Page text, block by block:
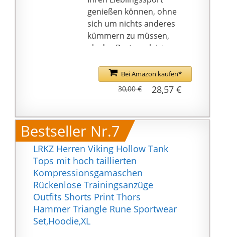
genießen können, ohne
sich um nichts anderes
kümmern zu müssen,
als das Beste zu leisten
hochwertigen
Materialien für jede
sportliche Aktivität
Bei Amazon kaufen*
28,57 €
30,00 €
Bestseller Nr.7
LRKZ Herren Viking Hollow Tank
Tops mit hoch taillierten
Kompressionsgamaschen
Rückenlose Trainingsanzüge
Outfits Shorts Print Thors
Hammer Triangle Rune Sportwear
Set,Hoodie,XL